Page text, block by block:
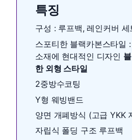
특징
구성 : 루프백, 레인커버 세
스포티한 블랙카본스타일
소재에 현대적인 디자인
한 외형 스타일
2중방수코팅
Y형 웨빙밴드
양면 개폐방식 (고급 YKK
자립식 폴딩 구조 루프백